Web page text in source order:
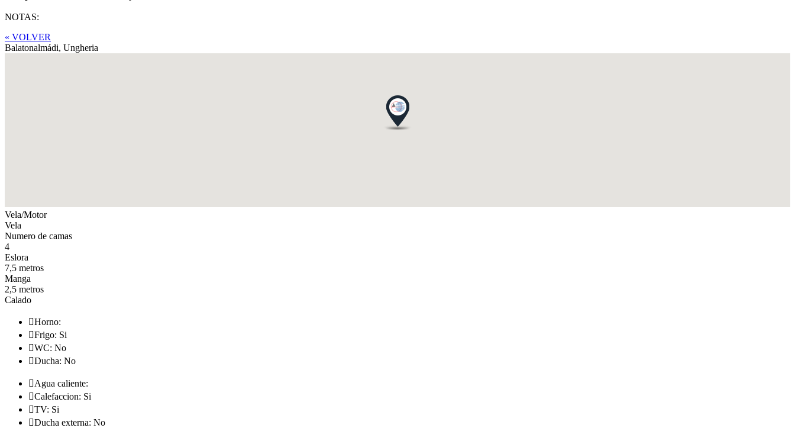
NOTAS:
« VOLVER
Balatonalmádi, Ungheria
Vela/Motor
Vela
Numero de camas
4
Eslora
7,5 metros
Manga
2,5 metros
Calado
Horno:
Frigo: Si
WC: No
Ducha: No
Agua caliente:
Calefaccion: Si
TV: Si
Ducha externa: No